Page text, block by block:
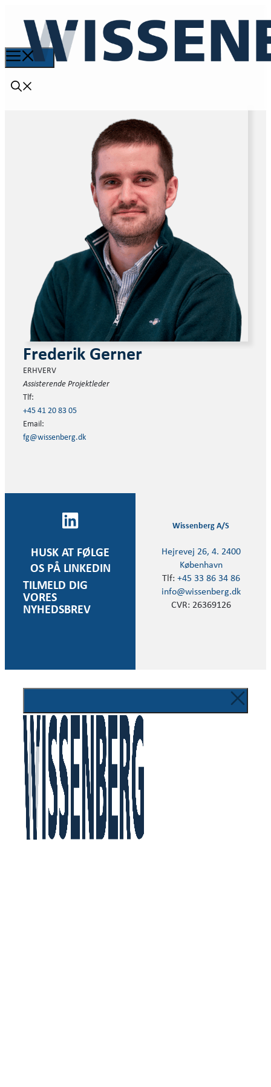
Frederik Gerner
ERHVERV
Assisterende Projektleder
Tlf:
+45 41 20 83 05
Email:
fg@wissenberg.dk
HUSK AT FØLGE
OS PÅ LINKEDIN
TILMELD DIG
VORES
NYHEDSBREV
Wissenberg A/S
Hejrevej 26, 4. 2400
København
Tlf: +45 33 86 34 86
info@wissenberg.dk
CVR: 26369126